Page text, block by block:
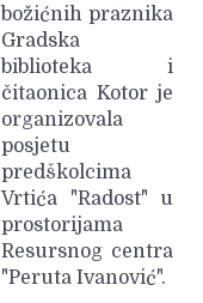
božićnih praznika
Gradska
biblioteka i
čitaonica Kotor je
organizovala
posjetu
predškolcima
Vrtića "Radost" u
prostorijama
Resursnog centra
"Peruta Ivanović".